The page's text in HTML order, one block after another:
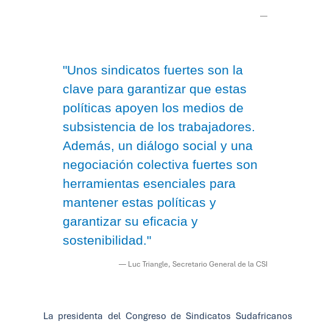
—
"Unos sindicatos fuertes son la
clave para garantizar que estas
políticas apoyen los medios de
subsistencia de los trabajadores.
Además, un diálogo social y una
negociación colectiva fuertes son
herramientas esenciales para
mantener estas políticas y
garantizar su eficacia y
sostenibilidad."
— Luc Triangle, Secretario General de la CSI
La presidenta del Congreso de Sindicatos Sudafricanos